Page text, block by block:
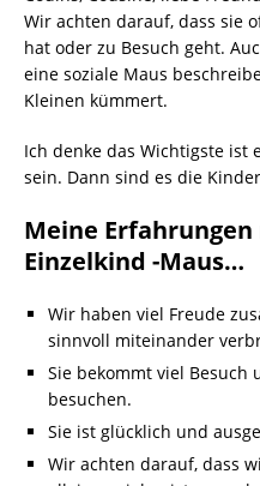
Wir achten darauf, dass sie
hat oder zu Besuch geht.
eine soziale Maus
Kleinen kümmert.
Ich denke das Wichtigste ist
sein. Dann sind es die
Meine
Einzelkind -Maus…
Wir haben viel Freude
sinnvoll miteinander
Sie bekommt viel
besuchen.
Sie ist glücklich und
Wir achten darauf, dass